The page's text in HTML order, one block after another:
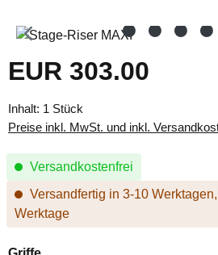
Bildergalerie überspringen
Regulärer Preis:
EUR 303.00
Inhalt: 1 Stück
Preise inkl. MwSt. und inkl.
Versandkostenfrei
Versandfertig in 3-10
Werktage
auswählen